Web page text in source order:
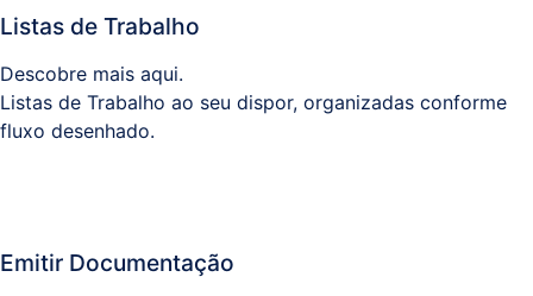
Listas de Trabalho
Descobre mais aqui.
Listas de Trabalho ao seu dispor, organizadas conforme
fluxo desenhado.
Emitir Documentação